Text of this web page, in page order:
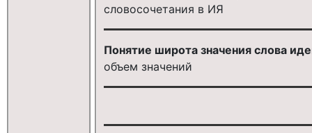
словосочетания в ИЯ
Понятие широта значения слова
объем значений